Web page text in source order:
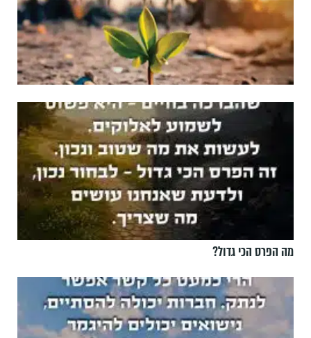
מה הפרס הכי גדול?